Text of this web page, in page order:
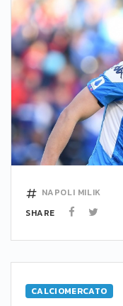
NAPOLI MILIK
SHARE
CALCIOMERCATO